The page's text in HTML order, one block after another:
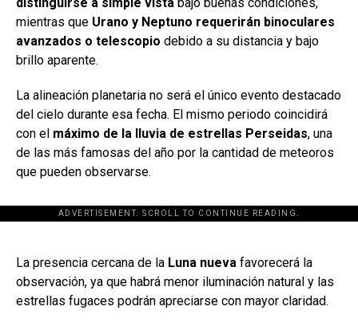
mientras que Urano y Neptuno requerirán binoculares
avanzados o telescopio debido a su distancia y bajo
brillo aparente.
La alineación planetaria no será el único evento destacado
del cielo durante esa fecha. El mismo periodo coincidirá
con el máximo de la lluvia de estrellas Perseidas, una
de las más famosas del año por la cantidad de meteoros
que pueden observarse.
ADVERTISEMENT. SCROLL TO CONTINUE READING.
[adsforwp id="243463"]
La presencia cercana de la Luna nueva favorecerá la
observación, ya que habrá menor iluminación natural y las
estrellas fugaces podrán apreciarse con mayor claridad.